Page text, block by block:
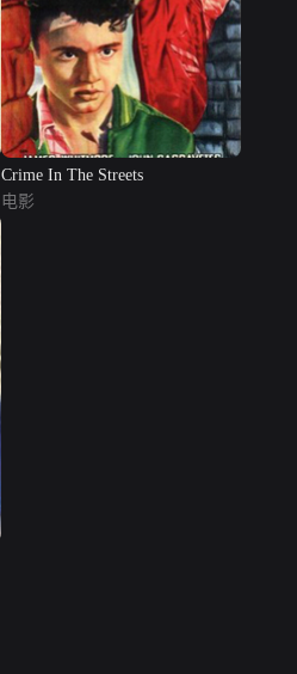
Crime In The Streets
电影